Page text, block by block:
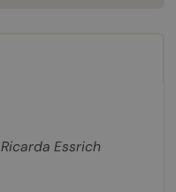
Ricarda Essrich